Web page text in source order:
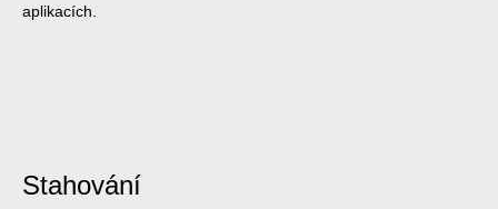
aplikacích.
Stahování